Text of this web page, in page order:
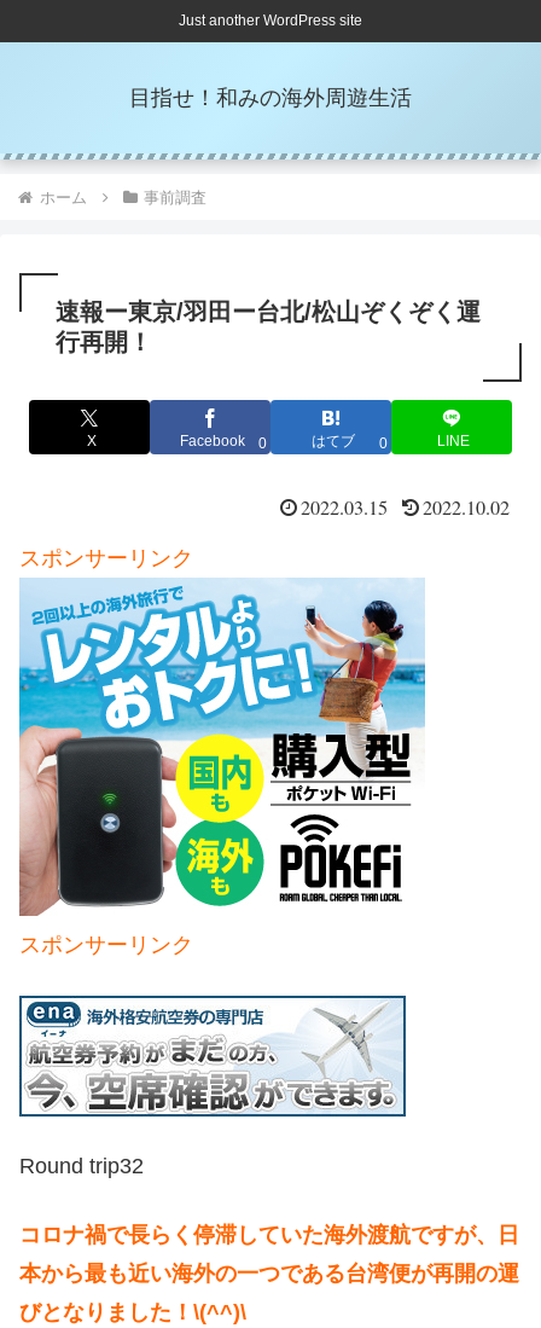
Just another WordPress site
目指せ！和みの海外周遊生活
ホーム 事前調査
速報ー東京/羽田ー台北/松山ぞくぞく運
行再開！
X Facebook 0 はてブ 0 LINE
2022.03.15 2022.10.02
スポンサーリンク
スポンサーリンク
Round trip32
コロナ禍で長らく停滞していた海外渡航ですが、日
本から最も近い海外の一つである台湾便が再開の運
びとなりました！\(^^)\